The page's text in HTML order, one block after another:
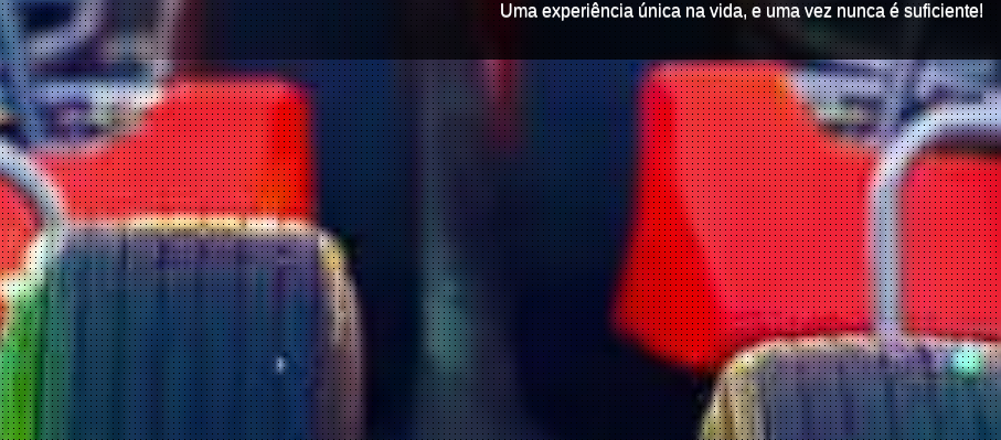
Uma experiência única na vida, e uma vez nunca é suficiente!